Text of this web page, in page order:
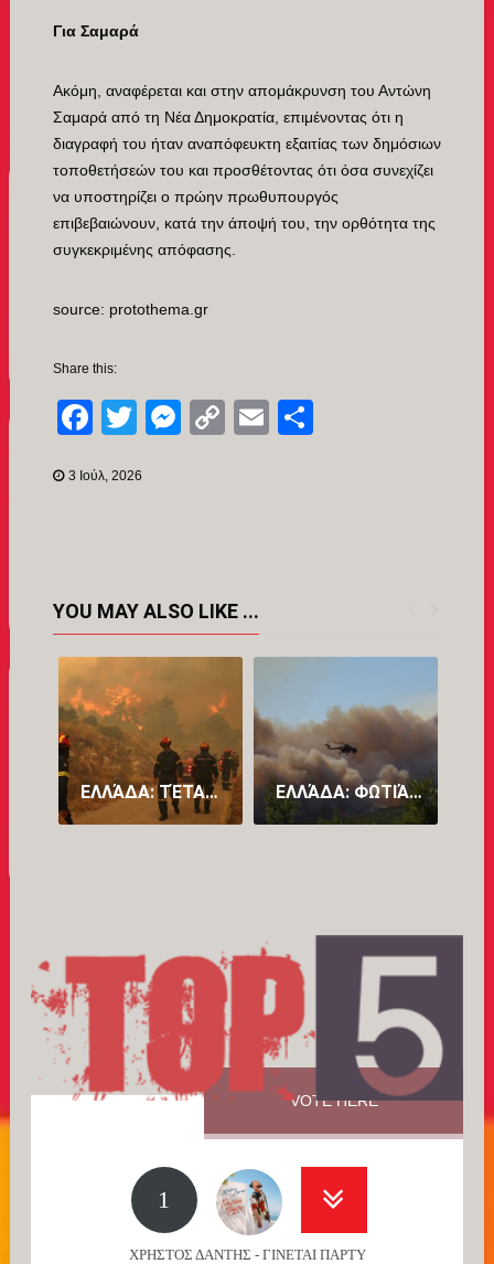
Για Σαμαρά
Ακόμη, αναφέρεται και στην απομάκρυνση του Αντώνη
Σαμαρά από τη Νέα Δημοκρατία, επιμένοντας ότι η
διαγραφή του ήταν αναπόφευκτη εξαιτίας των δημόσιων
τοποθετήσεών του και προσθέτοντας ότι όσα συνεχίζει
να υποστηρίζει ο πρώην πρωθυπουργός
επιβεβαιώνουν, κατά την άποψή του, την ορθότητα της
συγκεκριμένης απόφασης.
source: protothema.gr
Share this:
Facebook
TwitterMessenger
CopyEmail
3 Ιούλ, 2026
YOU MAY ALSO LIKE ...
ΕΛΛΆΔΑ: ΤΈΤΑΡΤΗ ΝΎΧΤΑ ΜΆΧΗΣ ΜΕ ΤΙΣ ΦΛΌΓΕΣ ΣΤΑ ΜΈΤΩΠΑ ΤΗΣ ΑΤΤΙΚΉΣ ΚΑΙ ΤΗΣ ΒΟΙΩΤΊΑΣ (PICS) ΕΛΛΆΔΑ: ΦΩΤΙΆ ΣΕ ΔΥΤΙΚΉ ΑΤΤΙΚΉ ΚΑΙ ΒΟΙΩΤΊΑ – ΠΑΊΡΝΕΙ ΧΑΡΑΚΤΗΡΙΣΤΙΚΆ «MEGA FIRE» – ΠΡΟΣ ΜΆΝΔΡΑ ΤΟ ΜΈΤΩΠΟ
VOTE HERE
1
ΧΡΗΣΤΟΣ ΔΑΝΤΗΣ - ΓΙΝΕΤΑΙ ΠΑΡΤΥ